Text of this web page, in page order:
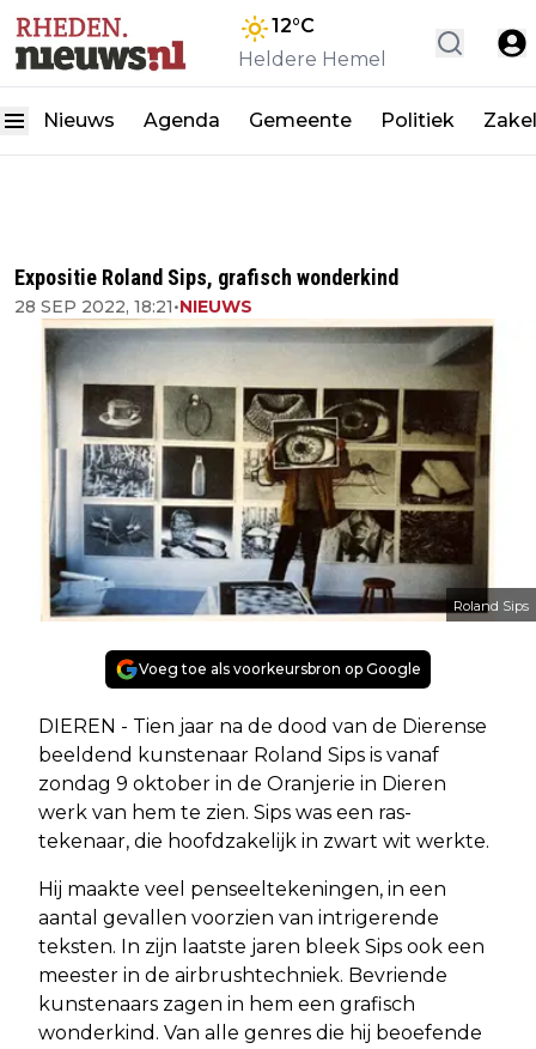
12°C
Heldere Hemel
Nieuws Agenda Gemeente Politiek
Expositie Roland Sips, grafisch wonderkind
28 SEP 2022, 18:21•NIEUWS
Roland Sips
Voeg toe als voorkeursbron op Google
DIEREN - Tien jaar na de dood van de Dierense
beeldend kunstenaar Roland Sips is vanaf
zondag 9 oktober in de Oranjerie in Dieren
werk van hem te zien. Sips was een ras-
tekenaar, die hoofdzakelijk in zwart wit werkte.
Hij maakte veel penseeltekeningen, in een
aantal gevallen voorzien van intrigerende
teksten. In zijn laatste jaren bleek Sips ook een
meester in de airbrushtechniek. Bevriende
kunstenaars zagen in hem een grafisch
wonderkind. Van alle genres die hij beoefende